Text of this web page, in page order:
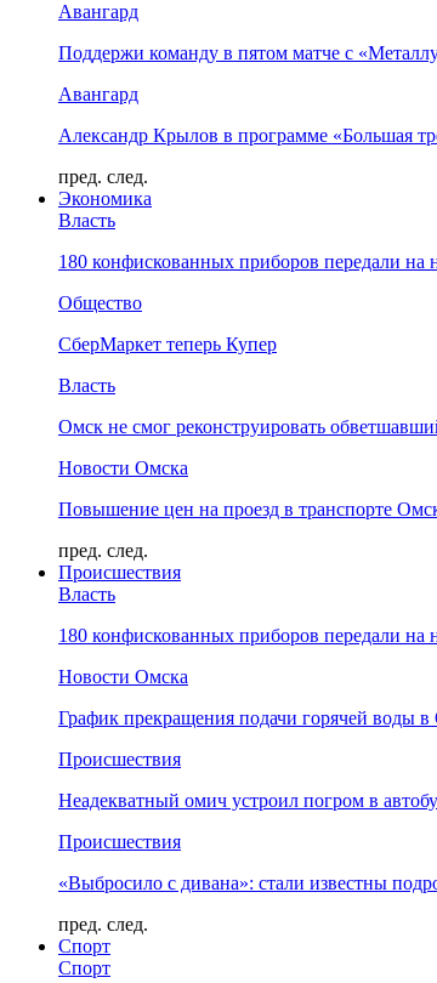
Авангард
Поддержи команду в пятом матче с
Авангард
Александр Крылов в программе «Большая
пред. след.
Экономика
Власть
180 конфискованных приборов передали
Общество
СберМаркет теперь Купер
Власть
Омск не смог реконструировать
Новости Омска
Повышение цен на проезд в транспорте
пред. след.
Происшествия
Власть
180 конфискованных приборов передали
Новости Омска
График прекращения подачи горячей воды
Происшествия
Неадекватный омич устроил погром в
Происшествия
«Выбросило с дивана»: стали известны
пред. след.
Спорт
Спорт